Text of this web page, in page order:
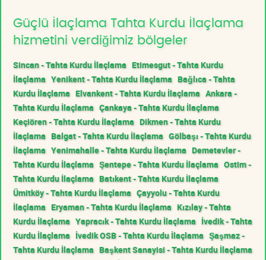
Güçlü İlaçlama Tahta Kurdu İlaçlama
hizmetini verdiğimiz bölgeler
Sincan - Tahta Kurdu İlaçlama Etimesgut - Tahta Kurdu
İlaçlama Yenikent - Tahta Kurdu İlaçlama Bağlıca - Tahta
Kurdu İlaçlama Elvankent - Tahta Kurdu İlaçlama Ankara -
Tahta Kurdu İlaçlama Çankaya - Tahta Kurdu İlaçlama
Keçiören - Tahta Kurdu İlaçlama Dikmen - Tahta Kurdu
İlaçlama Balgat - Tahta Kurdu İlaçlama Gölbaşı - Tahta Kurdu
İlaçlama Yenimahalle - Tahta Kurdu İlaçlama Demetevler -
Tahta Kurdu İlaçlama Şentepe - Tahta Kurdu İlaçlama Ostim -
Tahta Kurdu İlaçlama Batıkent - Tahta Kurdu İlaçlama
Ümitköy - Tahta Kurdu İlaçlama Çayyolu - Tahta Kurdu
İlaçlama Eryaman - Tahta Kurdu İlaçlama Kızılay - Tahta
Kurdu İlaçlama Yapracık - Tahta Kurdu İlaçlama İvedik - Tahta
Kurdu İlaçlama İvedik OSB - Tahta Kurdu İlaçlama Şaşmaz -
Tahta Kurdu İlaçlama Başkent Sanayisi - Tahta Kurdu İlaçlama